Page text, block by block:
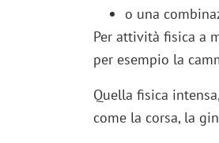
o una
Per attività fisica a
per esempio la
Quella fisica
come la corsa, la